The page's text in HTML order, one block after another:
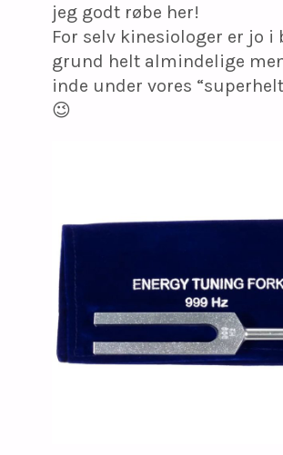
jeg godt røbe her!
For selv kinesiologer er jo i
grund helt almindelige
inde under vores
😉